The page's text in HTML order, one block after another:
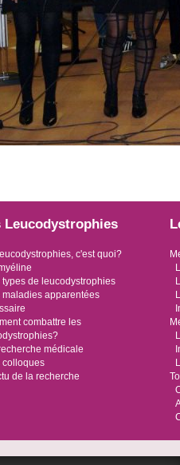
Leucodystrophies
c'est quoi?
types de leucodystrophies
maladies apparentées
combattre les
médicale
colloques
de la recherche